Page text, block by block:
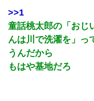
【速報】青葉坂46、完
>>1
童話桃太郎の「おじ
んは川で洗濯を」っ
うんだから
もはや基地だろ